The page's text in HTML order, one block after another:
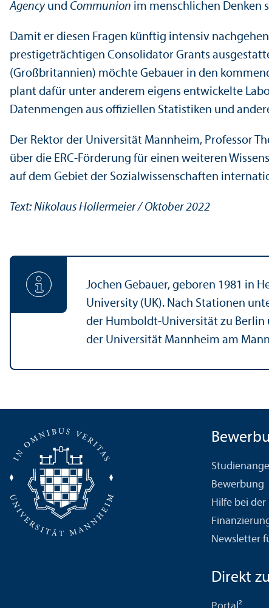
Agencyund Communion im menschlichen Denken
Damit er diesen Fragen künftig intensiv
prestigeträchtigen Consolidator Grants
(Großbritannien) möchte Gebauer in den
plant dafür unter anderem eigens entwickelte
Datenmengen aus offiziellen Statistiken und
Der Rektor der Universität Mannheim, Professor
über die ERC-Förderung für einen weiteren
auf dem Gebiet der Sozial­wissenschaften
Text: Nikolaus Hollermeier / Oktober 2022
Jochen Gebauer, geboren 1981 in
University (UK). Nach Stationen
der Humboldt-Universität zu Berlin
der Universität Mannheim am
Bewerbung
Hilfe bei
Newsletter
Direkt